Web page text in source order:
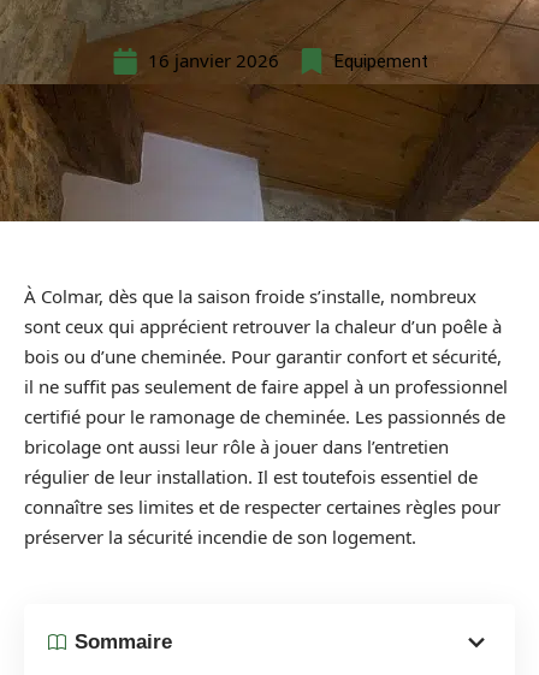
16 janvier 2026 Equipement
À Colmar, dès que la saison froide s’installe, nombreux
sont ceux qui apprécient retrouver la chaleur d’un poêle à
bois ou d’une cheminée. Pour garantir confort et sécurité,
il ne suffit pas seulement de faire appel à un professionnel
certifié pour le ramonage de cheminée. Les passionnés de
bricolage ont aussi leur rôle à jouer dans l’entretien
régulier de leur installation. Il est toutefois essentiel de
connaître ses limites et de respecter certaines règles pour
préserver la sécurité incendie de son logement.
Sommaire